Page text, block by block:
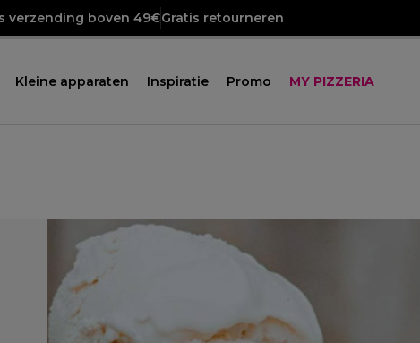
verzending boven 49€Gratis retourneren
Kleine apparaten Inspiratie Promo MY PIZZERIA